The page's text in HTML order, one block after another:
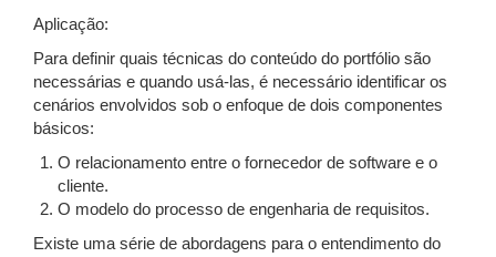
Aplicação:
Para definir quais técnicas do conteúdo do portfólio são
necessárias e quando usá-las, é necessário identificar os
cenários envolvidos sob o enfoque de dois componentes
básicos:
O relacionamento entre o fornecedor de software e o
cliente.
O modelo do processo de engenharia de requisitos.
Existe uma série de abordagens para o entendimento do